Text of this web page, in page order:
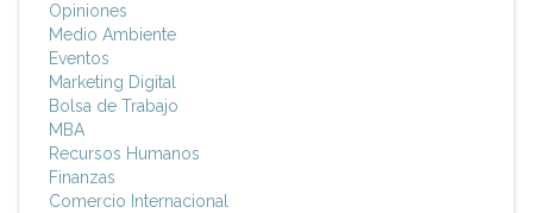
Opiniones
Medio Ambiente
Eventos
Marketing Digital
Bolsa de Trabajo
MBA
Recursos Humanos
Finanzas
Comercio Internacional